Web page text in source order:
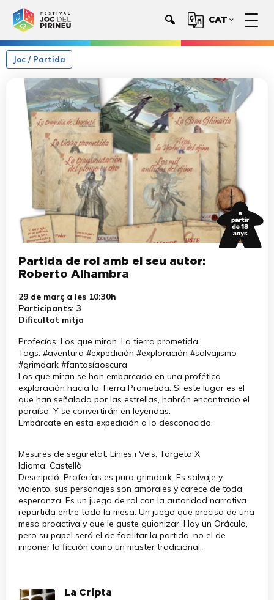
CAT
Joc / Partida
Partida de rol amb el seu autor:
Roberto Alhambra
29 de març a les 10:30h
Participants: 3
Dificultat mitja
Profecías: Los que miran. La tierra prometida.
Tags: #aventura #expedición #exploración #salvajismo
#grimdark #fantasíaoscura
Los que miran se han embarcado en una profética
exploración hacia la Tierra Prometida. Si este lugar es el
que han señalado por las estrellas, habrán encontrado el
paraíso. Y se convertirán en leyendas.
Embárcate en esta expedición a lo desconocido.
Mesures de seguretat: Línies i Vels, Targeta X
Idioma: Castellà
Descripció: Profecías es puro grimdark. Es salvaje y
violento, sus personajes son amorales y carece de toda
esperanza. Es un juego de rol con la autoridad narrativa
repartida entre toda la mesa. Un juego que precisa de una
mesa proactiva y que le guste guionizar. Hay un Oráculo,
pero su papel será el de facilitar la partida, no el de
imponer la ficción como un master tradicional.
La Cripta